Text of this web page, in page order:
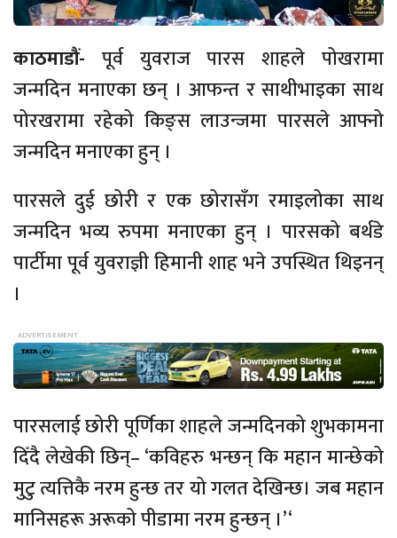
काठमाडौं- पूर्व युवराज पारस शाहले पोखरामा
जन्मदिन मनाएका छन् । आफन्त र साथीभाइका साथ
पोरखरामा रहेको किङ्स लाउन्जमा पारसले आफ्नो
जन्मदिन मनाएका हुन् ।
पारसले दुई छोरी र एक छोरासँग रमाइलोका साथ
जन्मदिन भव्य रुपमा मनाएका हुन् । पारसको बर्थडे
पार्टीमा पूर्व युवराज्ञी हिमानी शाह भने उपस्थित थिइनन्
।
पारसलाई छोरी पूर्णिका शाहले जन्मदिनको शुभकामना
दिँदै लेखेकी छिन्–‘कविहरु भन्छन् कि महान मान्छेको
मुटु त्यत्तिकै नरम हुन्छ तर यो गलत देखिन्छ। जब महान
मानिसहरू अरूको पीडामा नरम हुन्छन् ।’‘